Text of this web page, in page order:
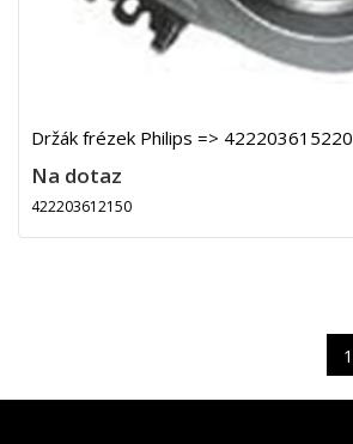
Držák frézek Philips => 422203615220
Na dotaz
422203612150
1